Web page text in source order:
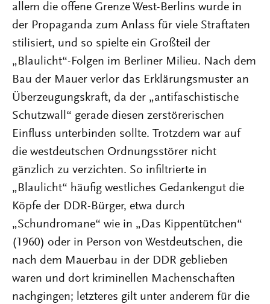
allem die offene Grenze West-Berlins wurde in
der Propaganda zum Anlass für viele Straftaten
stilisiert, und so spielte ein Großteil der
„Blaulicht“-Folgen im Berliner Milieu. Nach dem
Bau der Mauer verlor das Erklärungsmuster an
Überzeugungskraft, da der „antifaschistische
Schutzwall“ gerade diesen zerstörerischen
Einfluss unterbinden sollte. Trotzdem war auf
die westdeutschen Ordnungsstörer nicht
gänzlich zu verzichten. So infiltrierte in
„Blaulicht“ häufig westliches Gedankengut die
Köpfe der DDR-Bürger, etwa durch
„Schundromane“ wie in „Das Kippentütchen“
(1960) oder in Person von Westdeutschen, die
nach dem Mauerbau in der DDR geblieben
waren und dort kriminellen Machenschaften
nachgingen; letzteres gilt unter anderem für die